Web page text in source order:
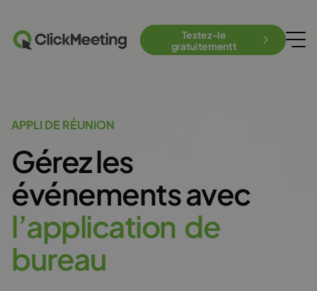
Testez-le
gratuitementt
APPLI DE RÉUNION
Gérez les
événements avec
l’application de
bureau